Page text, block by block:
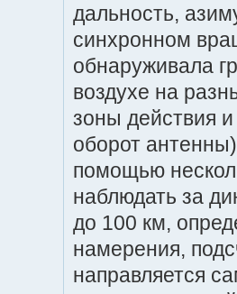
дальность,
синхронном
обнаруживала
воздухе на
зоны действия
оборот
помощью
наблюдать за
до 100 км,
намерения,
направляется